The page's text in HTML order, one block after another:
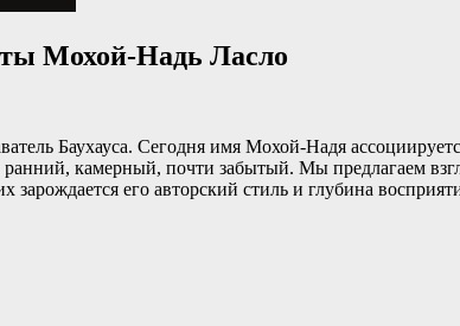
Мохой-Надь Ласло
Баухауса. Сегодня имя Мохой-Надя
камерный, почти забытый. Мы предлагаем
его авторский стиль и глубина